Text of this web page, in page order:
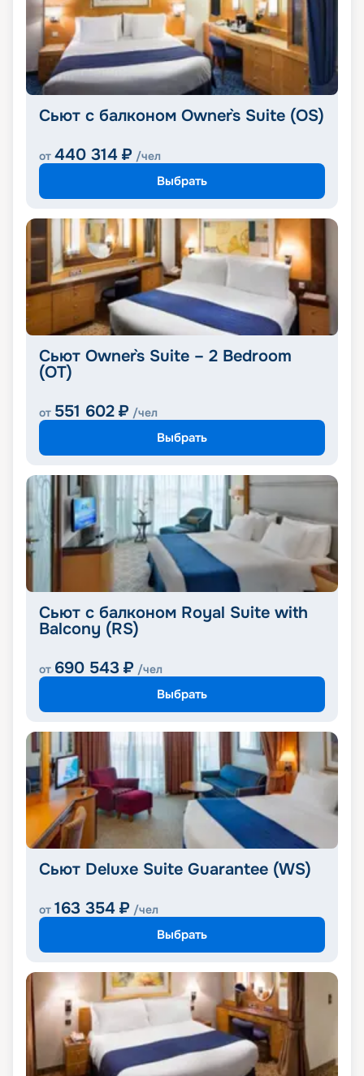
Cьют с балконом Owner`s Suite (OS)
от 440 314 ₽ /чел
Выбрать
Сьют Owner`s Suite – 2 Bedroom
(OT)
от 551 602 ₽ /чел
Выбрать
Сьют с балконом Royal Suite with
Balcony (RS)
от 690 543 ₽ /чел
Выбрать
Сьют Deluxe Suite Guarantee (WS)
от 163 354 ₽ /чел
Выбрать